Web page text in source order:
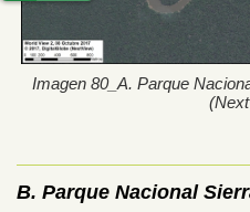
Imagen 80_A. Parque
B. Parque Nacional